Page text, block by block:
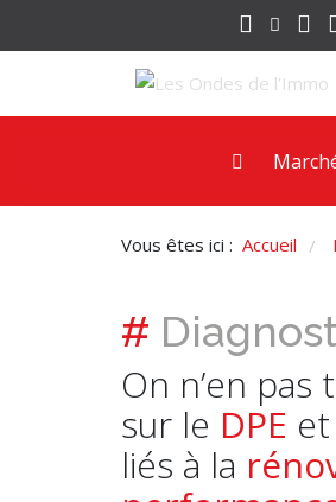
Vous êtes ici : Accueil /
#
On n’en pas
sur le DPE
liés à la